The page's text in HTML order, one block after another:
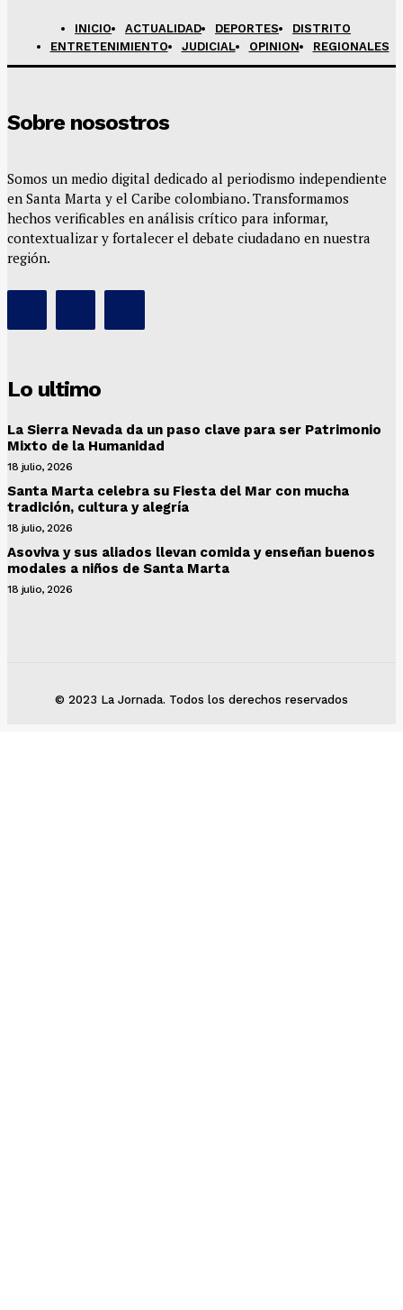
INICIO ACTUALIDAD DEPORTES
DISTRITO
ENTRETENIMIENTO
JUDICIAL OPINION REGIONALES
Sobre nosostros
Somos un medio digital dedicado al periodismo independiente
en Santa Marta y el Caribe colombiano. Transformamos
hechos verificables en análisis crítico para informar,
contextualizar y fortalecer el debate ciudadano en nuestra
región.
Lo ultimo
La Sierra Nevada da un paso clave para ser Patrimonio
Mixto de la Humanidad
18 julio, 2026
Santa Marta celebra su Fiesta del Mar con mucha
tradición, cultura y alegría
18 julio, 2026
Asoviva y sus aliados llevan comida y enseñan buenos
modales a niños de Santa Marta
18 julio, 2026
© 2023 La Jornada. Todos los derechos reservados